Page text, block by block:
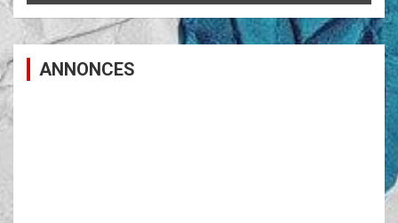
ANNONCES